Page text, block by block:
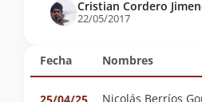
Fecha Nombres
25/04/25 Nicolás Berríos
Cristian Cordero
22/05/2017